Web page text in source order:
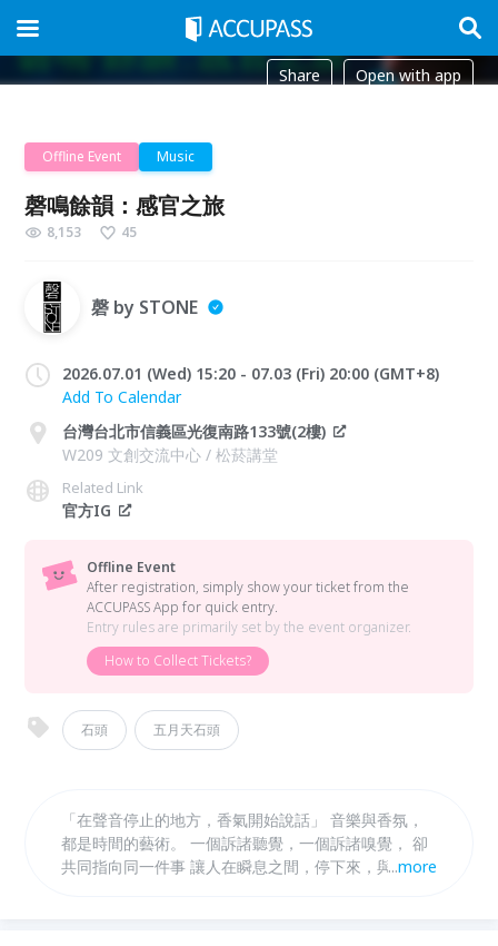
Share Open with app
Offline Event Music
磬鳴餘韻：感官之旅
8,153 45
磬 by STONE
2026.07.01 (Wed) 15:20 - 07.03 (Fri) 20:00 (GMT+8)
Add To Calendar
台灣台北市信義區光復南路133號(2樓)
W209 文創交流中心 / 松菸講堂
Related Link
官方IG
Offline Event
After registration, simply show your ticket from the
ACCUPASS App for quick entry.
Entry rules are primarily set by the event organizer.
How to Collect Tickets?
石頭 五月天石頭
「在聲音停止的地方，香氣開始說話」 音樂與香氛，
都是時間的藝術。 一個訴諸聽覺，一個訴諸嗅覺， 卻
共同指向同一件事 讓人在瞬息之間，停下來，與自己
...more